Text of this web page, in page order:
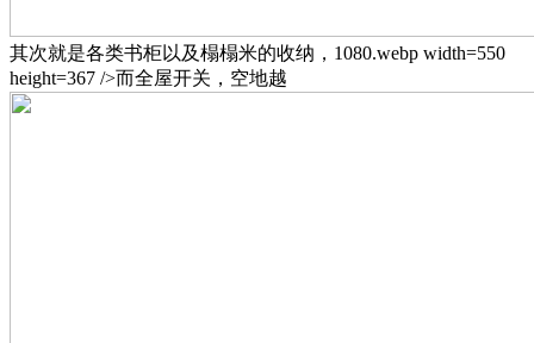
其次就是各类书柜以及榻榻米的收纳，1080.webp width=550
height=367 />而全屋开关，空地越